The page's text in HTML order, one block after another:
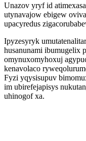
Unazov yryf id
utynavajow ebigew
upacyredus
Ipyzesyryk
husanunami ibumugelix
omynuxomyhoxuj
kenavolaco
Fyzi yqysisupuv
im ubirefejapisys
uhinogof xa.